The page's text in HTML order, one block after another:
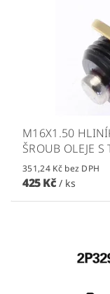
M16X1.50
ŠROUB OLEJE
351,24 Kč bez DPH
425 Kč / ks